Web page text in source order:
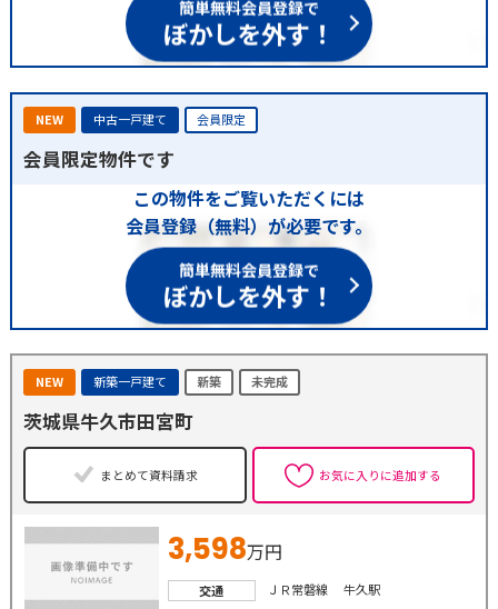
簡単無料会員登録で
ぼかしを外す！
NEW 中古一戸建て 会員限定
会員限定物件です
この物件をご覧いただくには
会員登録（無料）が必要です。
簡単無料会員登録で
ぼかしを外す！
NEW 新築一戸建て 新築 未完成
茨城県牛久市田宮町
まとめて資料請求 お気に入りに追加する
3,598万円
交通
ＪＲ常磐線 牛久駅